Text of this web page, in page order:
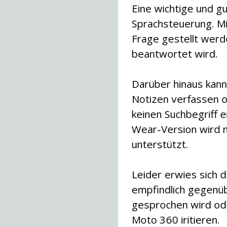
Eine wichtige und
Sprachsteuerung.
Frage gestellt
beantwortet wird.
Darüber hinaus
Notizen verfassen
keinen Suchbegriff
Wear-Version wird
unterstützt.
Leider erwies sich
empfindlich
gesprochen wird
Moto 360 iritieren.